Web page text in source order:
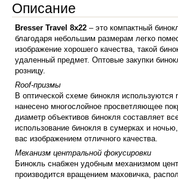
Описание
Bresser Travel 8x22 – это компактный
благодаря небольшим размерам легко
изображение хорошего качества, такой
удаленный предмет. Оптовые закупки
розницу.
Roof-призмы
В оптической схеме бинокля
нанесено многослойное просветляющее
диаметр объективов бинокля составляет
использование бинокля в сумерках и
вас изображением отличного качества.
Механизм центральной фокусировки
Бинокль снабжен удобным механизмом
производится вращением маховичка,